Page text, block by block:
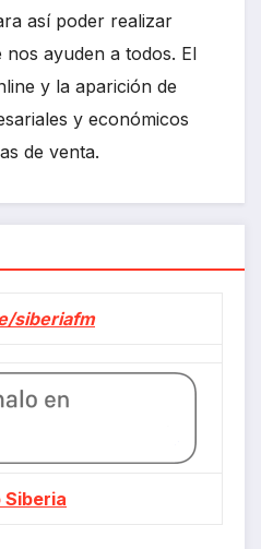
así poder realizar
ayuden a todos. El
y la aparición de
y económicos
de venta.
siberiafm
Siberia